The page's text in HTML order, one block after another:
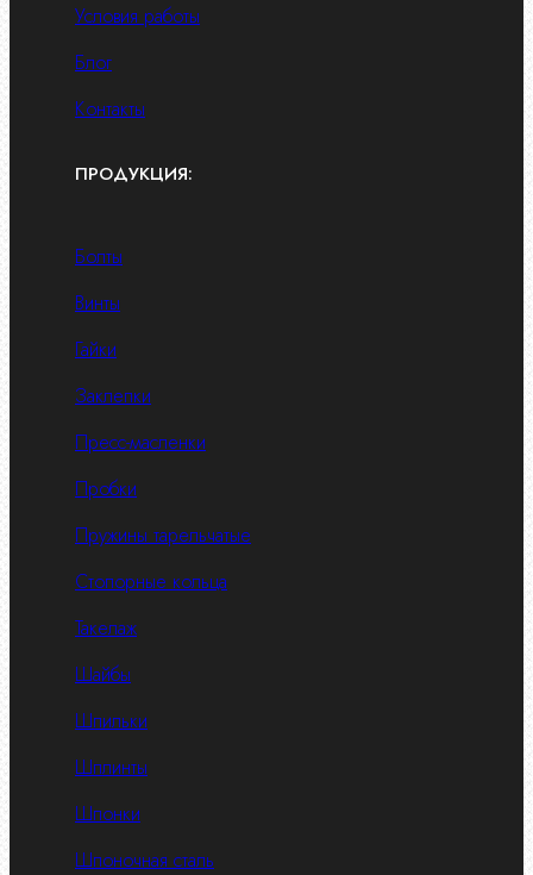
Условия работы
Блог
Контакты
ПРОДУКЦИЯ:
Болты
Винты
Гайки
Заклепки
Пресс-масленки
Пробки
Пружины тарельчатые
Стопорные кольца
Такелаж
Шайбы
Шпильки
Шплинты
Шпонки
Шпоночная сталь